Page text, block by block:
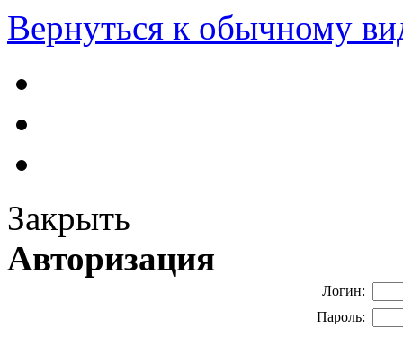
Вернуться к обычному
Закрыть
Авторизация
Логин:
Пароль: